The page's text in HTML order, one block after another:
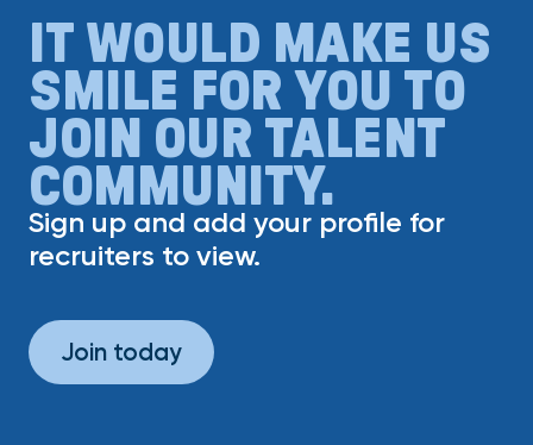
IT WOULD MAKE US
SMILE FOR YOU TO
JOIN OUR TALENT
COMMUNITY.
Sign up and add your profile for
recruiters to view.
Join today